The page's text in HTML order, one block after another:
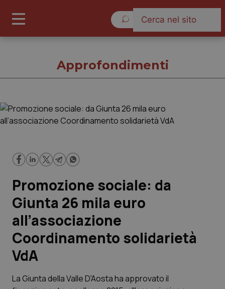
Governo e Parlamento
Regioni e Asl
Lavoro e Professioni
Scienza e Farmaci
Studi e Analisi
Approfondimenti
Promozione sociale: da
Giunta 26 mila euro
all’associazione
Coordinamento solidarietà
VdA
La Giunta della Valle D'Aosta ha approvato il